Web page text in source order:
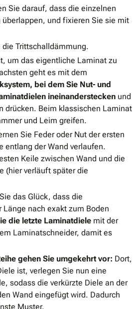
Sie darauf, dass die einzelnen
überlappen, und fixieren Sie sie mit
die Trittschalldämmung.
um das eigentliche Laminat zu
geht es mit dem
bei dem Sie Nut- und
ineinanderstecken und
drücken. Beim klassischen Laminat
und Leim greifen.
Sie Feder oder Nut der ersten
entlang der Wand verlaufen.
Keile zwischen Wand und die
(hier verläuft später die
das Glück, dass die
nach exakt zum Boden
die letzte Laminatdiele mit der
Laminatschneider, damit es
gehen Sie umgekehrt vor: Dort,
ist, verlegen Sie nun eine
sodass die verkürzte Diele an der
Wand eingefügt wird. Dadurch
Muster.